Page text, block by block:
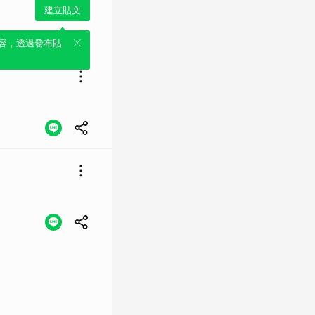
建立貼文
，透過發布貼